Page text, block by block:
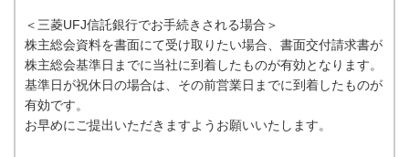
＜三菱UFJ信託銀行でお手続きされる場合＞
株主総会資料を書面にて受け取りたい場合、書面交付請求書が
株主総会基準日までに当社に到着したものが有効となります。
基準日が祝休日の場合は、その前営業日までに到着したものが
有効です。
お早めにご提出いただきますようお願いいたします。